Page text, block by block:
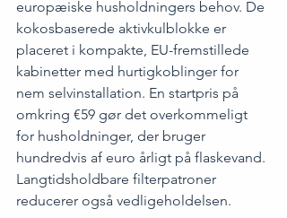
europæiske husholdningers behov. De
kokosbaserede aktivkulblokke er
placeret i kompakte, EU-fremstillede
kabinetter med hurtigkoblinger for
nem selvinstallation. En startpris på
omkring €59 gør det overkommeligt
for husholdninger, der bruger
hundredvis af euro årligt på flaskevand.
Langtidsholdbare filterpatroner
reducerer også vedligeholdelsen.